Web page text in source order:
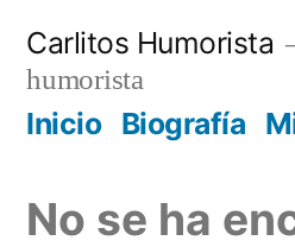
contenido
Carlitos Humorista
humorista
Inicio Biografía
No se ha